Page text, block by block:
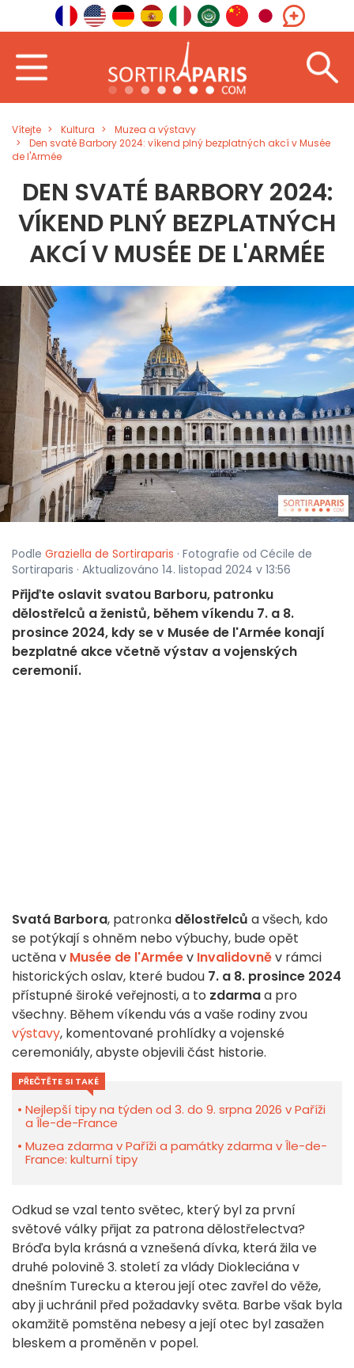
Vítejte Kultura
Muzea a výstavy
Den svaté Barbory 2024: víkend plný bezplatných akcí v Musée
de l'Armée
DEN SVATÉ BARBORY 2024:
VÍKEND PLNÝ BEZPLATNÝCH
AKCÍ V MUSÉE DE L'ARMÉE
Podle Graziella de Sortiraparis · Fotografie od Cécile de
Sortiraparis · Aktualizováno 14. listopad 2024 v 13:56
Přijďte oslavit svatou Barboru, patronku
dělostřelců a ženistů, během víkendu 7. a 8.
prosince 2024, kdy se v Musée de l'Armée konají
bezplatné akce včetně výstav a vojenských
ceremonií.
Svatá Barbora, patronka dělostřelců a všech, kdo
se potýkají s ohněm nebo výbuchy, bude opět
uctěna v Musée de l'Arméev Invalidovněv rámci
historických oslav, které budou 7. a 8. prosince 2024
přístupné široké veřejnosti, a to zdarmaa pro
všechny. Během víkendu vás a vaše rodiny zvou
výstavy, komentované prohlídky a vojenské
ceremoniály, abyste objevili část historie.
PŘEČTĚTE SI TAKÉ
Nejlepší tipy na týden od 3. do 9. srpna 2026 v Paříži
a Île-de-France
Muzea zdarma v Paříži a památky zdarma v Île-de-
France: kulturní tipy
Odkud se vzal tento světec, který byl za první
světové války přijat za patrona dělostřelectva?
Bróďa byla krásná a vznešená dívka, která žila ve
druhé polovině 3. století za vlády Diokleciána v
dnešním Turecku a kterou její otec zavřel do věže,
aby ji uchránil před požadavky světa. Barbe však byla
okamžitě pomstěna nebesy a její otec byl zasažen
bleskem a proměněn v popel.